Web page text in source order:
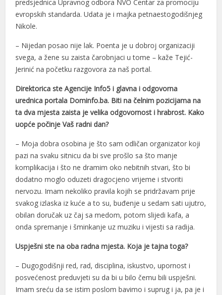
panel
satın al
satın al
panel
panel
panel
panel
panel
panel
panel
panel
panel
panel
panel
predsjednica Upravnog odbora NVO Centar za promociju
evropskih standarda. Udata je i majka petnaestogodišnjeg
Nikole.
– Nijedan posao nije lak. Poenta je u dobroj organizaciji
svega, a žene su zaista čarobnjaci u tome – kaže Tejić-
Jerinić na početku razgovora za naš portal.
Direktorica ste Agencije Info5 i glavna i odgovorna
urednica portala Dominfo.ba. Biti na čelnim pozicijama na
ta dva mjesta zaista je velika odgovornost i hrabrost. Kako
uopće počinje Vaš radni dan?
– Moja dobra osobina je što sam odličan organizator koji
pazi na svaku sitnicu da bi sve prošlo sa što manje
komplikacija i što ne dramim oko nebitnih stvari, što bi
dodatno moglo oduzeti dragocjeno vrijeme i stvoriti
nervozu. Imam nekoliko pravila kojih se pridržavam prije
svakog izlaska iz kuće a to su, buđenje u sedam sati ujutro,
obilan doručak uz čaj sa medom, potom slijedi kafa, a
onda spremanje i šminkanje uz muziku i vijesti sa radija.
Uspješni ste na oba radna mjesta. Koja je tajna toga?
– Dugogodišnji red, rad, disciplina, iskustvo, upornost i
posvećenost preduvjeti su da bi u bilo čemu bili uspješni.
Imam sreću da se istim poslom bavimo i suprug i ja, pa je i